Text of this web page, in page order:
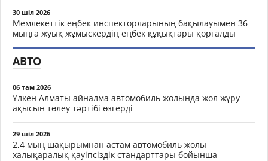
30 шіл 2026
Мемлекеттік еңбек инспекторларының бақылауымен 36
мыңға жуық жұмыскердің еңбек құқықтары қорғалды
АВТО
06 там 2026
Үлкен Алматы айналма автомобиль жолында жол жүру
ақысын төлеу тәртібі өзгерді
29 шіл 2026
2,4 мың шақырымнан астам автомобиль жолы
халықаралық қауіпсіздік стандарттары бойынша